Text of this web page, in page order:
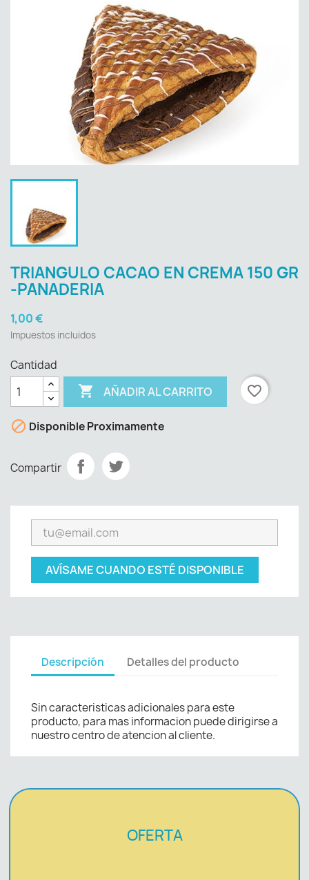
TRIANGULO CACAO EN CREMA 150 GR
-PANADERIA
1,00 €
Impuestos incluidos
Cantidad
 AÑADIR AL CARRITO favorite_border
 Disponible Proximamente
Compartir
AVÍSAME CUANDO ESTÉ DISPONIBLE
Descripción Detalles del producto
Sin caracteristicas adicionales para este
producto, para mas informacion puede dirigirse a
nuestro centro de atencion al cliente.
OFERTA